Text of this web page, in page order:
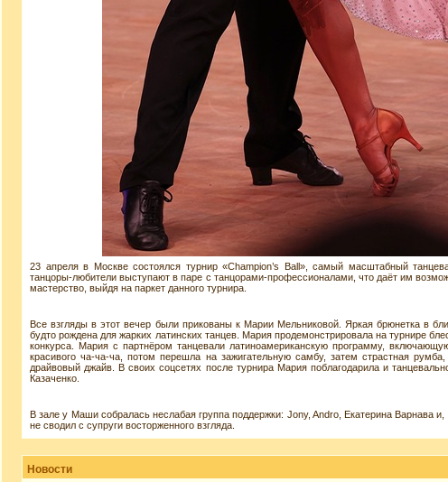
23 апреля в Москве состоялся турнир «Champion’s Ball», самый масштабный
танцоры-любители выступают в паре с танцорами-профессионалами, что даёт им
мастерство, выйдя на паркет данного турнира.
Все взгляды в этот вечер были прикованы к Марии Мельниковой. Яркая брюнетка в
будто рождена для жарких латинских танцев. Мария продемонстрировала на турнире
конкурса. Мария с партнёром танцевали латиноамериканскую программу,
красивого ча-ча-ча, потом перешла на зажигательную самбу, затем страстная
драйвовый джайв. В своих соцсетях после турнира Мария поблагодарила и
Казаченко.
В зале у Маши собралась неслабая группа поддержки: Jony, Andro, Екатерина Варнава
не сводил с супруги восторженного взгляда.
Новости